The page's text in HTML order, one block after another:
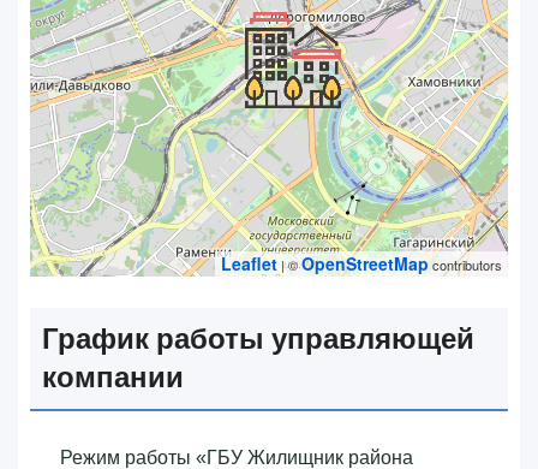
Leaflet | ©OpenStreetMapcontributors
График работы управляющей
компании
Режим работы «‎ГБУ Жилищник района